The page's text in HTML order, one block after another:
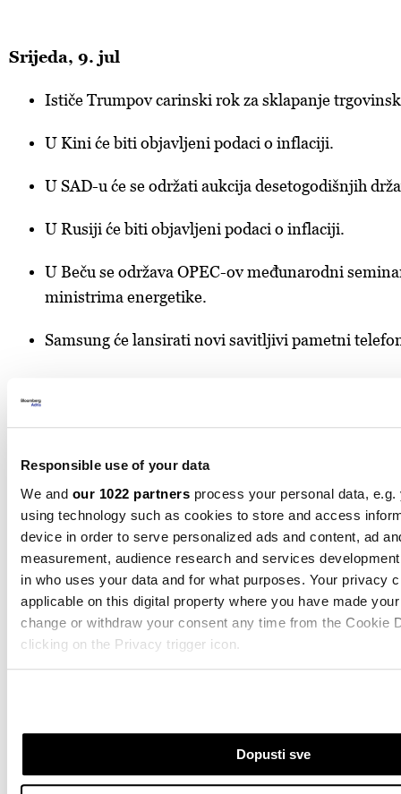
Responsible use of your data
We and our 1022 partners process your personal data, e.g.
using technology such as cookies to store and access
device in order to serve personalized ads and content, ad
measurement, audience research and services
in who uses your data and for what purposes. Your privacy
applicable on this digital property where you have made
change or withdraw your consent any time from the Cookie
clicking on the Privacy trigger icon.
accurate to within several meters
Identify your device by actively scanning it for
(fingerprinting)
Dopusti sve
Srijeda, 9. jul
Ističe Trumpov carinski rok za sklapanje
U Kini će biti objavljeni podaci o inflaciji.
U SAD-u će se održati aukcija desetogodišnjih
U Rusiji će biti objavljeni podaci o inflaciji.
U Beču se održava OPEC-ov međunarodni
ministrima energetike.
Samsung će lansirati novi savitljivi pametni
Četvrtak, 10. jul
U SAD-u će biti objavljeni podaci o zahtjevima za
Održaće se i aukcija tridesetogodišnjih obveznica.
NBS će odlučivati o kamatnim stopama.
Surs će objaviti podatke o indeksima industrijske
U Rimu će se održati konferencija o ukrajinskom
Član izvršnog odbora ECBPiero Cipolloneće
Petak, 11. jul